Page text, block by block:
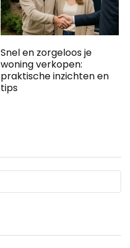
Snel en zorgeloos je
woning verkopen:
praktische inzichten en
tips